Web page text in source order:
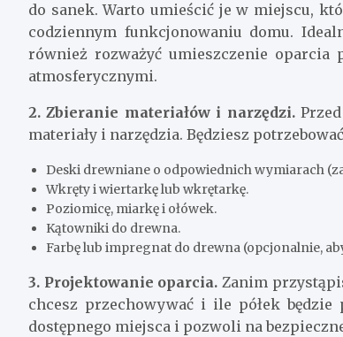
do sanek. Warto umieścić je w miejscu,
codziennym funkcjonowaniu domu.
również rozważyć umieszczenie oparcia
atmosferycznymi.
2. Zbieranie materiałów i narzędzi.
materiały i narzędzia. Będziesz
Deski drewniane o odpowiednich wymiarach
Wkręty i wiertarkę lub wkrętarkę.
Poziomicę, miarkę i ołówek.
Kątowniki do drewna.
Farbę lub impregnat do drewna (opcjonalnie,
3. Projektowanie oparcia.Zanim
chcesz przechowywać i ile półek
dostępnego miejsca i pozwoli na